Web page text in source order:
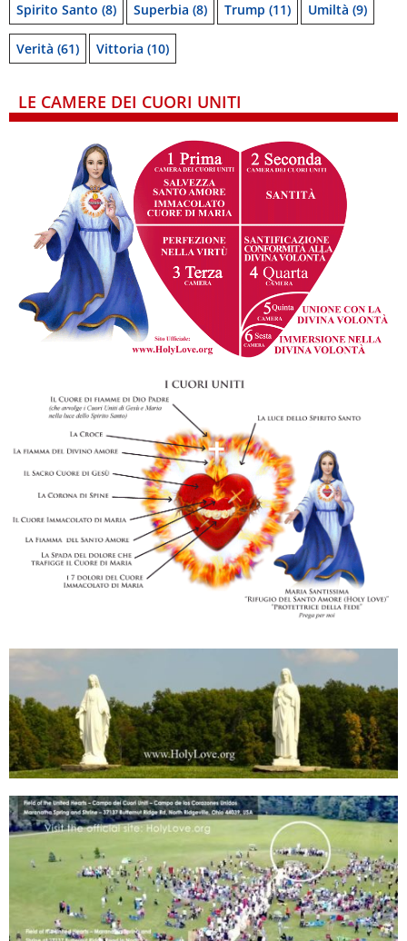
Spirito Santo (8) Superbia (8) Trump (11) Umiltà (9)
Verità (61) Vittoria (10)
LE CAMERE DEI CUORI UNITI